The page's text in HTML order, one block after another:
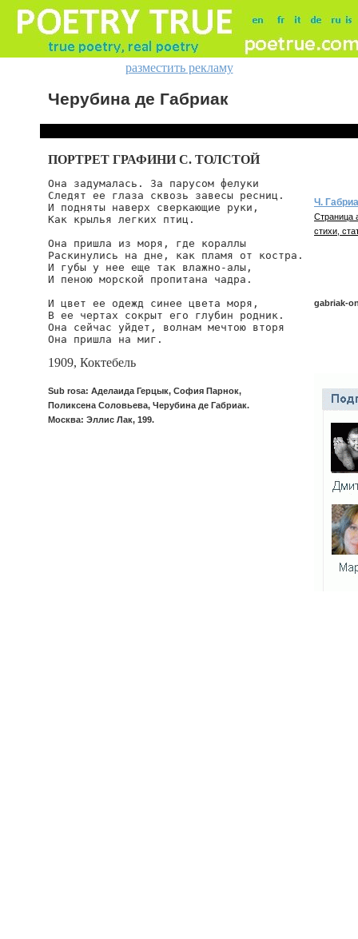
разместить рекламу
Черубина де Габриак
ПОРТРЕТ ГРАФИНИ С. ТОЛСТОЙ
Она задумалась. За парусом фелуки
Следят ее глаза сквозь завесы ресниц.
И подняты наверх сверкающие руки,
Как крылья легких птиц.
Она пришла из моря, где кораллы
Раскинулись на дне, как пламя от костра.
И губы у нее еще так влажно-алы,
И пеною морской пропитана чадра.
И цвет ее одежд синее цвета моря,
В ее чертах сокрыт его глубин родник.
Она сейчас уйдет, волнам мечтою вторя
Она пришла на миг.
1909, Коктебель
Sub rosa: Аделаида Герцык, София Парнок,
Поликсена Соловьева, Черубина де Габриак.
Москва: Эллис Лак, 199.
Ч.
Страница
стихи,
gabriak-